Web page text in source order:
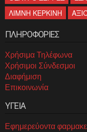
ΛΙΜΝΗ ΚΕΡΚΙΝΗ
ΠΛΗΡΟΦΟΡΙΕΣ
Χρήσιμα Τηλέφωνα
Χρήσιμοι Σύνδεσμοι
Διαφήμιση
Επικοινωνία
ΥΓΕΙΑ
Εφημερεύοντα